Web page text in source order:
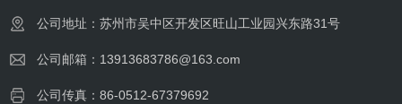
公司地址：苏州市吴中区开发区旺山工业园兴东路31号
公司邮箱：13913683786@163.com
公司传真：86-0512-67379692